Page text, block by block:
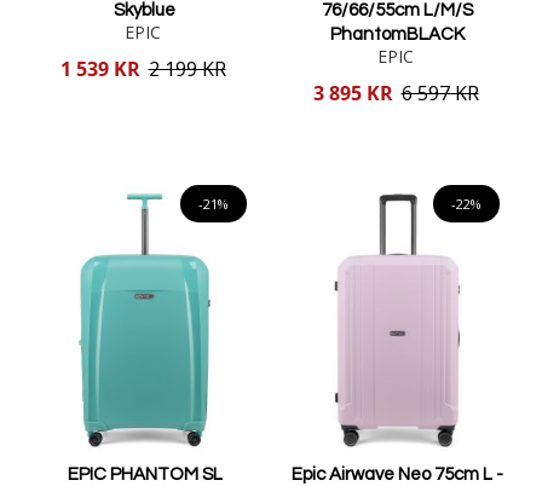
Skyblue
EPIC
Reducerat
1 539 KR 2 199 KR
76/66/55cm L/M/S
PhantomBLACK
EPIC
Reducerat
3 895 KR 6 597 KR
-21%
EPIC PHANTOM SL
-22%
Epic Airwave Neo 75cm L -